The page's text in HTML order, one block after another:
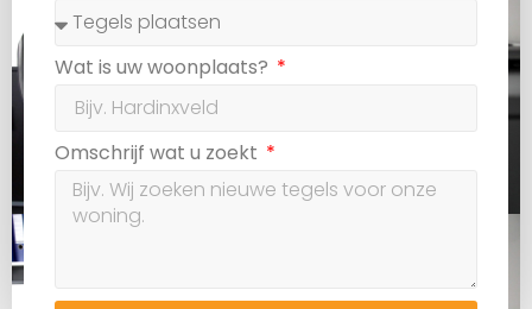
Wat is uw woonplaats?
Omschrijf wat u zoekt